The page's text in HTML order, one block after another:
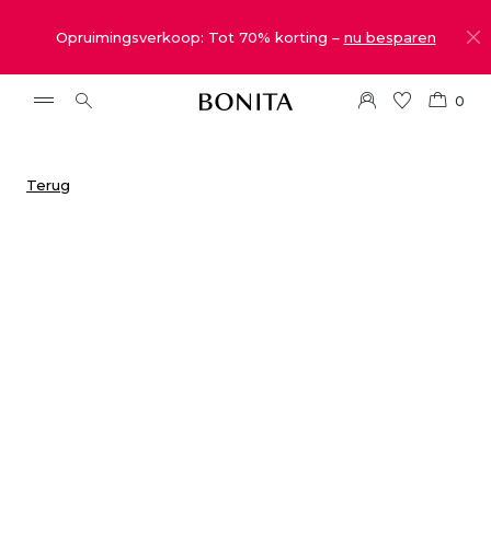
Opruimingsverkoop: Tot 70% korting – nu besparen
0
Terug